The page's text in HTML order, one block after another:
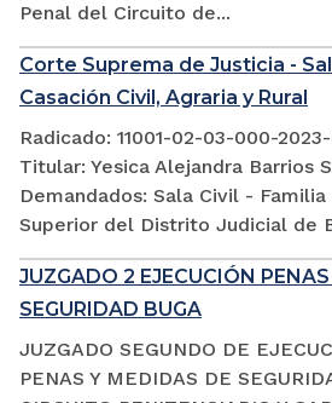
Penal del Circuito de...
Corte Suprema de Justicia -
Casación Civil, Agraria y Rural
Radicado: 11001-02-03-000-
Titular: Yesica Alejandra Barrios
Demandados: Sala Civil -
Superior del Distrito Judicial de
JUZGADO 2 EJECUCIÓN
SEGURIDAD BUGA
JUZGADO SEGUNDO DE
PENAS Y MEDIDAS DE